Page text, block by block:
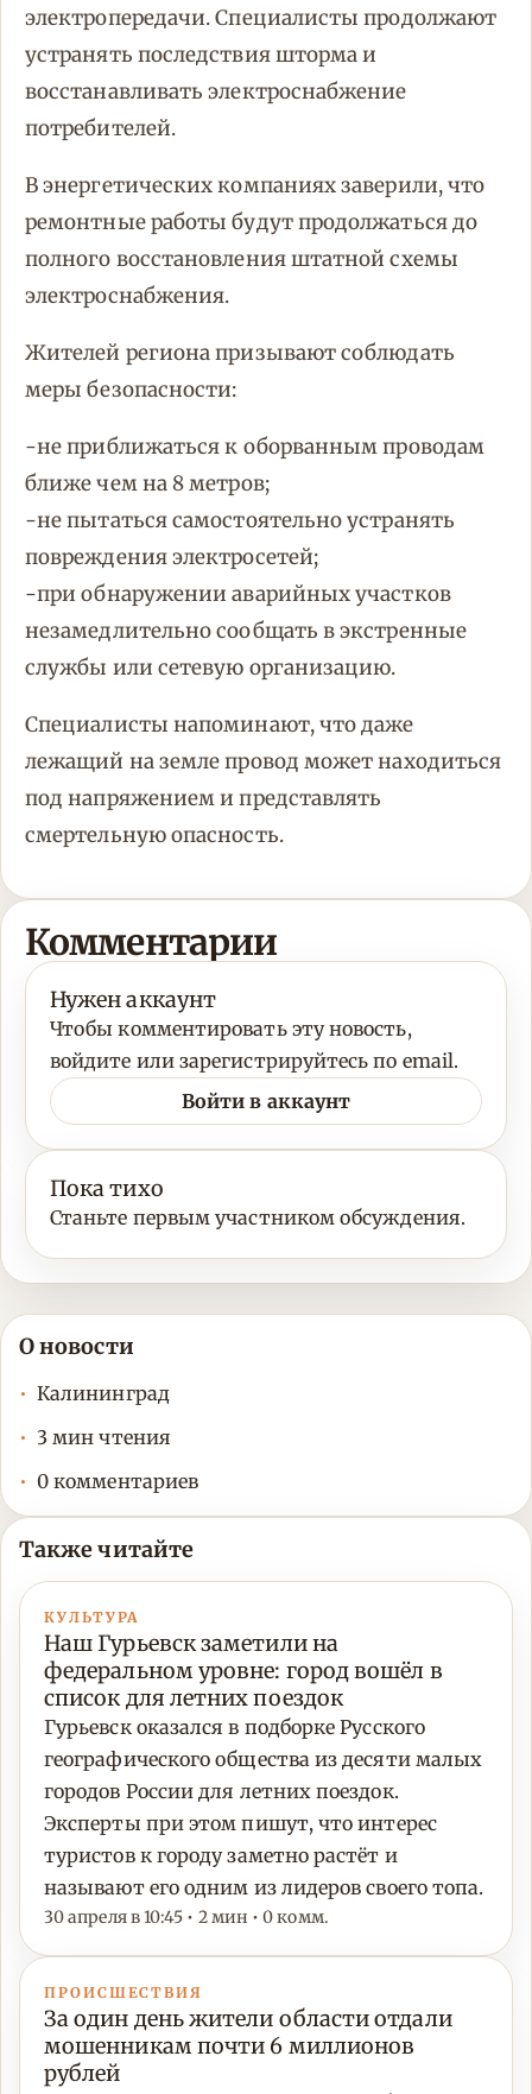
электропередачи. Специалисты продолжают
устранять последствия шторма и
восстанавливать электроснабжение
потребителей.
В энергетических компаниях заверили, что
ремонтные работы будут продолжаться до
полного восстановления штатной схемы
электроснабжения.
Жителей региона призывают соблюдать
меры безопасности:
-не приближаться к оборванным проводам
ближе чем на 8 метров;
-не пытаться самостоятельно устранять
повреждения электросетей;
-при обнаружении аварийных участков
незамедлительно сообщать в экстренные
службы или сетевую организацию.
Специалисты напоминают, что даже
лежащий на земле провод может находиться
под напряжением и представлять
смертельную опасность.
Комментарии
Нужен аккаунт
Чтобы комментировать эту новость,
войдите или зарегистрируйтесь по email.
Войти в аккаунт
Пока тихо
Станьте первым участником обсуждения.
О новости
Калининград
3 мин чтения
0 комментариев
Также читайте
КУЛЬТУРА
Наш Гурьевск заметили на
федеральном уровне: город вошёл в
список для летних поездок
Гурьевск оказался в подборке Русского
географического общества из десяти малых
городов России для летних поездок.
Эксперты при этом пишут, что интерес
туристов к городу заметно растёт и
называют его одним из лидеров своего топа.
30 апреля в 10:45 • 2 мин • 0 комм.
ПРОИСШЕСТВИЯ
За один день жители области отдали
мошенникам почти 6 миллионов
рублей